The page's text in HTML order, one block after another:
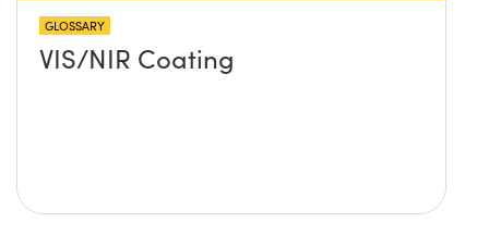
GLOSSARY
VIS/NIR Coating